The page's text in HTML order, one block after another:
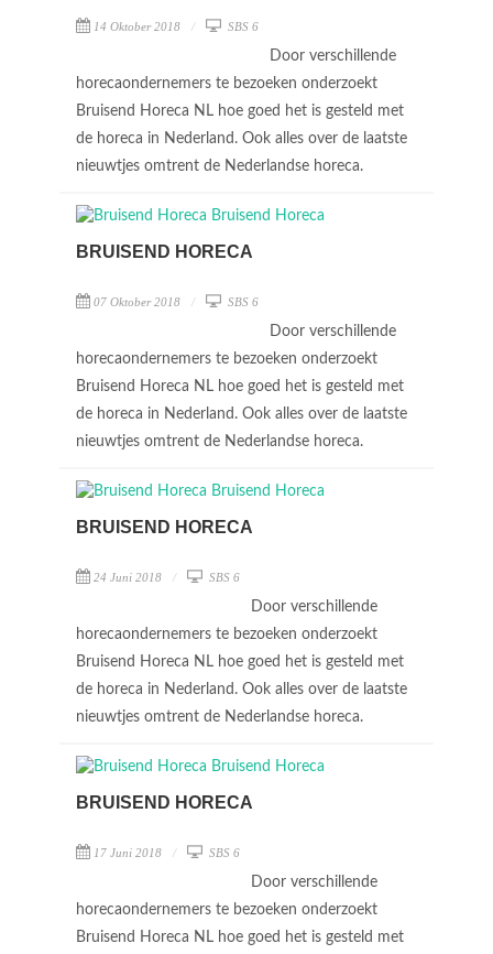
14 Oktober 2018 SBS 6
Door verschillende
horecaondernemers te bezoeken onderzoekt
Bruisend Horeca NL hoe goed het is gesteld met
de horeca in Nederland. Ook alles over de laatste
nieuwtjes omtrent de Nederlandse horeca.
BRUISEND HORECA
07 Oktober 2018 SBS 6
Door verschillende
horecaondernemers te bezoeken onderzoekt
Bruisend Horeca NL hoe goed het is gesteld met
de horeca in Nederland. Ook alles over de laatste
nieuwtjes omtrent de Nederlandse horeca.
BRUISEND HORECA
24 Juni 2018 SBS 6
Door verschillende
horecaondernemers te bezoeken onderzoekt
Bruisend Horeca NL hoe goed het is gesteld met
de horeca in Nederland. Ook alles over de laatste
nieuwtjes omtrent de Nederlandse horeca.
BRUISEND HORECA
17 Juni 2018 SBS 6
Door verschillende
horecaondernemers te bezoeken onderzoekt
Bruisend Horeca NL hoe goed het is gesteld met